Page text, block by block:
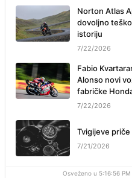
Norton Atlas
dovoljno
istoriju
7/22/2026
Fabio
Alonso novi
fabričke
7/22/2026
Tvigijeve priče
7/21/2026
Osveženo u 5:16:56 PM